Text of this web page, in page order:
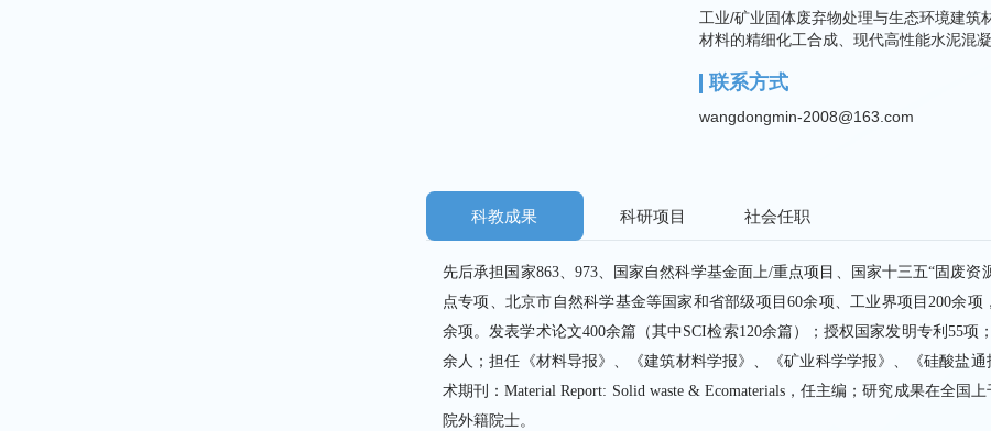
工业/矿业固体废弃物处理与生态环境建筑
材料的精细化工合成、现代高性能水泥混
联系方式
wangdongmin-2008@163.com
科教成果 科研项目 社会任职
先后承担国家863、973、国家自然科学基金面上/重点项目、国家十三五“固废
点专项、北京市自然科学基金等国家和省部级项目60余项、工业界项目200余
余项。发表学术论文400余篇（其中SCI检索120余篇）；授权国家发明专利55项
余人；担任《材料导报》、《建筑材料学报》、《矿业科学学报》、《硅酸盐
术期刊：Material Report: Solid waste & Ecomaterials，任主编；研究成果在全国
院外籍院士。